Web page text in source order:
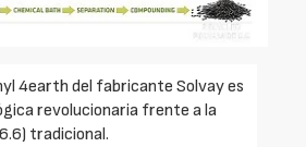
4earth del fabricante Solvay es
revolucionaria frente a la
tradicional.